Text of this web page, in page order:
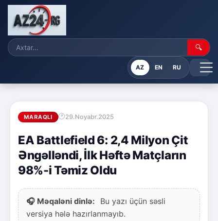
🔍
AZ EN RU
MARAQLI 29.Noyabr.2025
EA Battlefield 6: 2,4 Milyon Çit
Əngəlləndi, İlk Həftə Matçların
98%-i Təmiz Oldu
🎧 Məqaləni dinlə:
Bu yazı üçün səsli
versiya hələ hazırlanmayıb.